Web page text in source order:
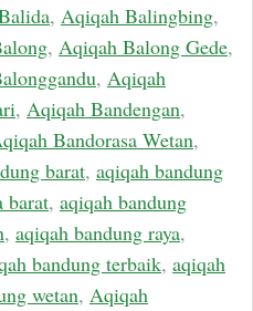
, Aqiqah Balingbing,
, Aqiqah Balong Gede,
, Aqiqah
, Aqiqah Bandengan,
Bandorasa Wetan,
barat, aqiqah bandung
barat, aqiqah bandung
, aqiqah bandung raya,
bandung terbaik, aqiqah
wetan, Aqiqah